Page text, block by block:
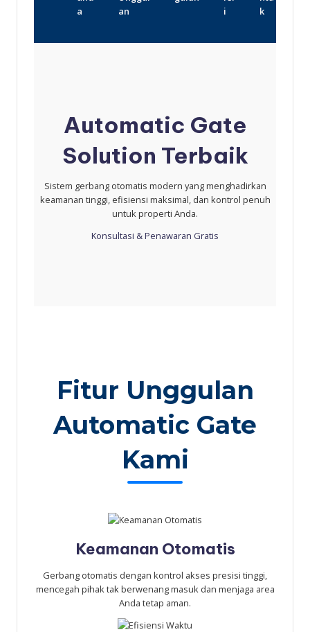
a
an
i
k
Automatic Gate
Solution Terbaik
Sistem gerbang otomatis modern yang menghadirkan
keamanan tinggi, efisiensi maksimal, dan kontrol penuh
untuk properti Anda.
Konsultasi & Penawaran Gratis
Fitur Unggulan
Automatic Gate
Kami
Keamanan Otomatis
Gerbang otomatis dengan kontrol akses presisi tinggi,
mencegah pihak tak berwenang masuk dan menjaga area
Anda tetap aman.